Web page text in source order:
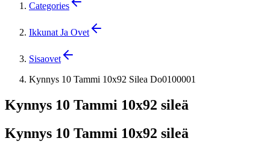
Categories
Ikkunat Ja Ovet
Sisaovet
Kynnys 10 Tammi 10x92 Silea Do0100001
Kynnys 10 Tammi 10x92 sileä
Kynnys 10 Tammi 10x92 sileä